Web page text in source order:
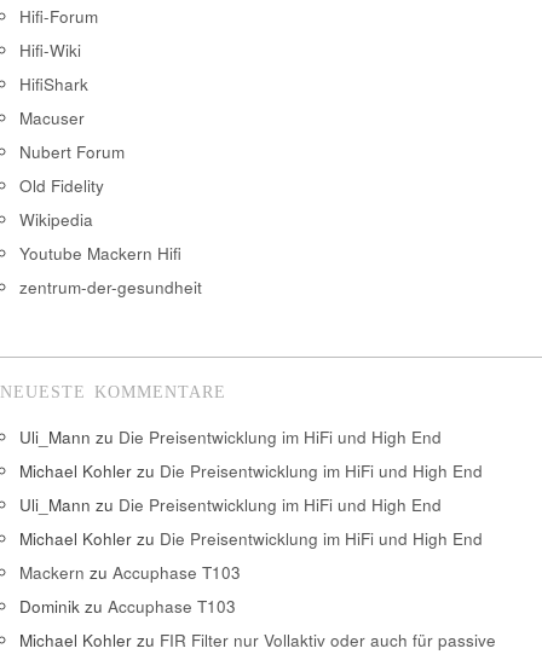
Hifi-Forum
Hifi-Wiki
HifiShark
Macuser
Nubert Forum
Old Fidelity
Wikipedia
Youtube Mackern Hifi
zentrum-der-gesundheit
NEUESTE KOMMENTARE
Uli_Mann zu Die Preisentwicklung im HiFi und High End
Michael Kohler zu Die Preisentwicklung im HiFi und High End
Uli_Mann zu Die Preisentwicklung im HiFi und High End
Michael Kohler zu Die Preisentwicklung im HiFi und High End
Mackern zu Accuphase T103
Dominik zu Accuphase T103
Michael Kohler zu FIR Filter nur Vollaktiv oder auch für passive